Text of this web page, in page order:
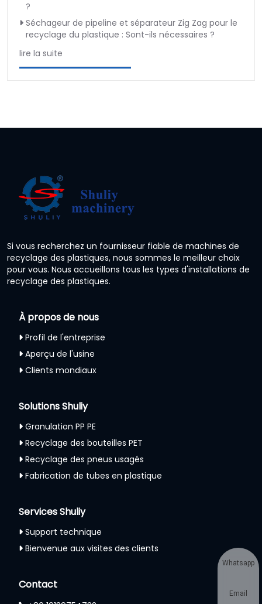
?
Séchageur de pipeline et séparateur Zig Zag pour le
recyclage du plastique : Sont-ils nécessaires ?
lire la suite
Si vous recherchez un fournisseur fiable de machines de
recyclage des plastiques, nous sommes le meilleur choix
pour vous. Nous accueillons tous les types d'installations de
recyclage des plastiques.
À propos de nous
Profil de l'entreprise
Aperçu de l'usine
Clients mondiaux
Solutions Shuliy
Granulation PP PE
Recyclage des bouteilles PET
Recyclage des pneus usagés
Fabrication de tubes en plastique
Services Shuliy
Support technique
Bienvenue aux visites des clients
Contact
Whatsapp
Email